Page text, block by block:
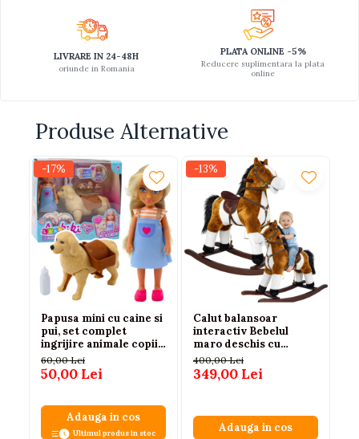
Trenuri cu sine
Vehicule de constructii
LIVRARE IN 24-48H
oriunde in Romania
PLATA ONLINE -5%
Reducere suplimentara la plata
online
Produse Alternative
-17%
Papusa mini cu caine si
pui, set complet
ingrijire animale copii
3 ani+
60,00 Lei
50,00 Lei
Adauga in cos
Ultimul produs in stoc
-13%
Calut balansoar
interactiv Bebelul
maro deschis cu
sunete si miscari 74 cm
3 ani+
400,00 Lei
349,00 Lei
Adauga in cos